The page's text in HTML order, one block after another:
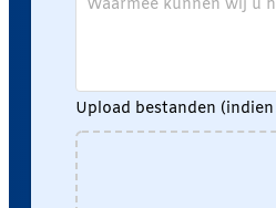
Waarmee kunnen wij u
Upload bestanden